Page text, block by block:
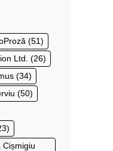
(51)
Ltd. (26)
(34)
(50)
Cișmigiu